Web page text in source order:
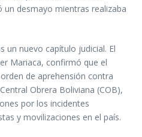
desmayo mientras realizaba
un nuevo capítulo judicial. El
Mariaca, confirmó que el
de aprehensión contra
Obrera Boliviana (COB),
por los incidentes
y movilizaciones en el país.